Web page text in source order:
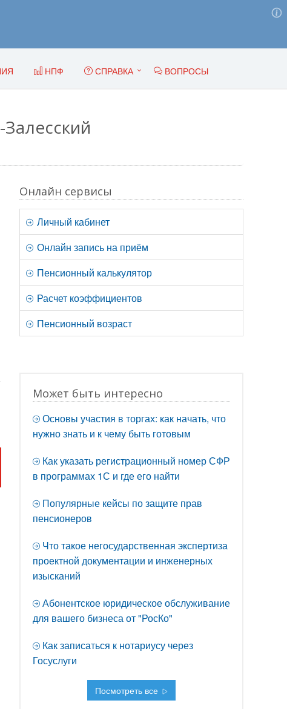
НПФ СПРАВКА ВОПРОСЫ
Онлайн сервисы
Личный кабинет
Онлайн запись на приём
Пенсионный калькулятор
Расчет коэффициентов
Пенсионный возраст
Может быть интересно
Основы участия в торгах: как начать, что
нужно знать и к чему быть готовым
Как указать регистрационный номер СФР
в программах 1С и где его найти
Популярные кейсы по защите прав
пенсионеров
Что такое негосударственная экспертиза
проектной документации и инженерных
изысканий
Абонентское юридическое обслуживание
для вашего бизнеса от "РосКо"
Как записаться к нотариусу через
Госуслуги
Посмотреть все